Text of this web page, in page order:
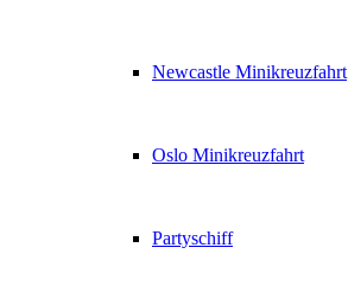
Newcastle Minikreuzfahrt
Oslo Minikreuzfahrt
Partyschiff